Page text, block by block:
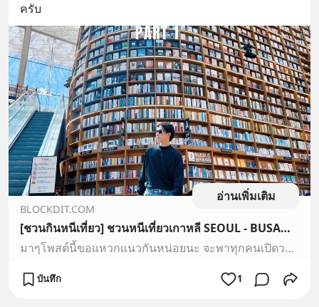
ครับ
อ่านเพิ่มเติม
BLOCKDIT.COM
[ชวนกินหนีเที่ยว] ชวนหนีเที่ยวเกาหลี SEOUL - BUSAN พร้อมพิกัดที่กิน ที่เที่ยว แบบจุกๆ (PART.1) มาๆโพสต์นี้ขอแหวกแนวกันหน่อยนะ จะพาทุกคนเปิดวาร์ปไปกินไปเที่ยวที่เกาหลีกัน🇰🇷
มาๆโพสต์นี้ขอแหวกแนวกันหน่อยนะ จะพาทุกคนเปิดวาร์ปไปกินไปเที่ยวที่เกาหลีกัน🇰🇷
บันทึก 1